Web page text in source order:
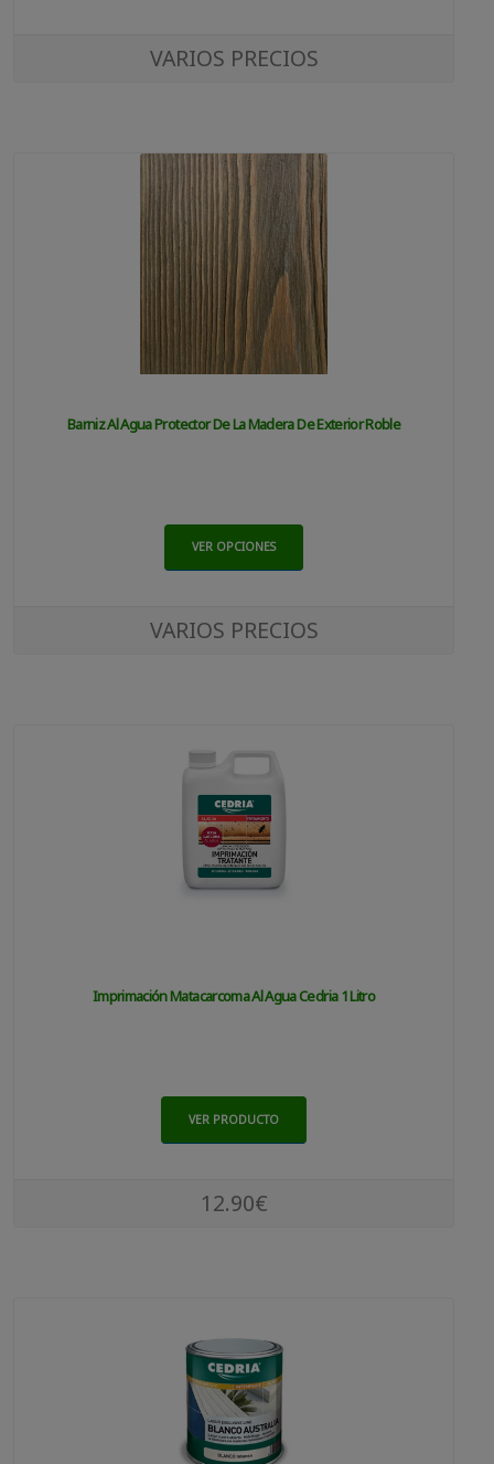
VARIOS PRECIOS
Barniz Al Agua Protector De La Madera De Exterior Roble
VER OPCIONES
VARIOS PRECIOS
Imprimación Matacarcoma Al Agua Cedria 1 Litro
VER PRODUCTO
12.90€